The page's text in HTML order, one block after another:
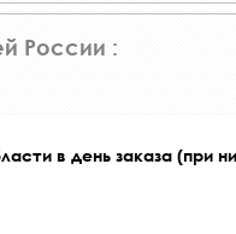
России :
в день заказа (при